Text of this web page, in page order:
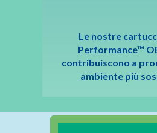
Le nostre
Performance™
contribuiscono a
ambiente più